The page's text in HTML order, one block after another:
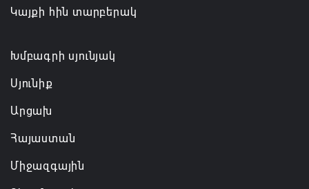
Նախիջևանի հայոց թեմ
Կայքի հին տարբերակ
Խմբագրի սյունյակ
Սյունիք
Արցախ
Հայաստան
Միջազգային